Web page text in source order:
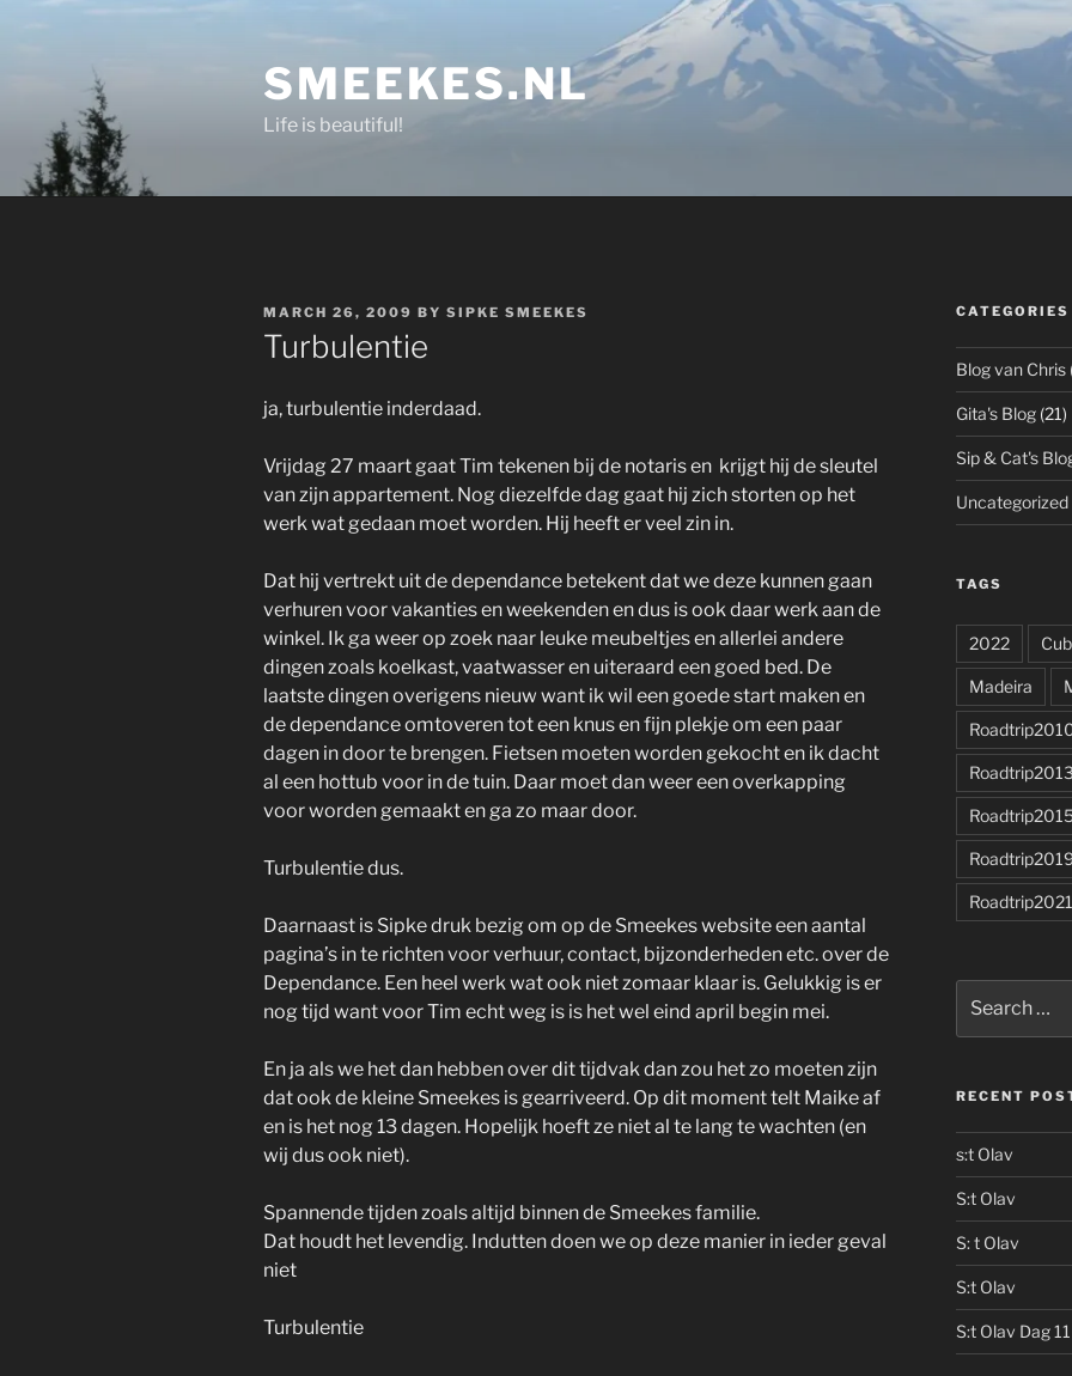
SMEEKES.NL
Life is beautiful!
POSTED
ON
MARCH 26, 2009 BY SIPKE SMEEKES
Turbulentie
ja, turbulentie inderdaad.
Vrijdag 27 maart gaat Tim tekenen bij de notaris en krijgt hij de sleutel
van zijn appartement. Nog diezelfde dag gaat hij zich storten op het
werk wat gedaan moet worden. Hij heeft er veel zin in.
Dat hij vertrekt uit de dependance betekent dat we deze kunnen gaan
verhuren voor vakanties en weekenden en dus is ook daar werk aan de
winkel. Ik ga weer op zoek naar leuke meubeltjes en allerlei andere
dingen zoals koelkast, vaatwasser en uiteraard een goed bed. De
laatste dingen overigens nieuw want ik wil een goede start maken en
de dependance omtoveren tot een knus en fijn plekje om een paar
dagen in door te brengen. Fietsen moeten worden gekocht en ik dacht
al een hottub voor in de tuin. Daar moet dan weer een overkapping
voor worden gemaakt en ga zo maar door.
Turbulentie dus.
Daarnaast is Sipke druk bezig om op de Smeekes website een aantal
pagina’s in te richten voor verhuur, contact, bijzonderheden etc. over de
Dependance. Een heel werk wat ook niet zomaar klaar is. Gelukkig is er
nog tijd want voor Tim echt weg is is het wel eind april begin mei.
En ja als we het dan hebben over dit tijdvak dan zou het zo moeten zijn
dat ook de kleine Smeekes is gearriveerd. Op dit moment telt Maike af
en is het nog 13 dagen. Hopelijk hoeft ze niet al te lang te wachten (en
wij dus ook niet).
Spannende tijden zoals altijd binnen de Smeekes familie.
Dat houdt het levendig. Indutten doen we op deze manier in ieder geval
niet
Turbulentie
CATEGORIES
Blog van Chris
Gita's Blog(21)
Sip & Cat's
Uncategorized
TAGS
2022
Madeira
Roadtrip2013
Roadtrip2021
for:
RECENT
s:t Olav
S:t Olav
S: t Olav
S:t Olav
S:t Olav Dag 11